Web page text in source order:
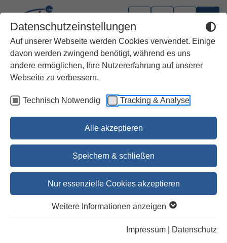
Datenschutzeinstellungen
Auf unserer Webseite werden Cookies verwendet. Einige
davon werden zwingend benötigt, während es uns
andere ermöglichen, Ihre Nutzererfahrung auf unserer
Webseite zu verbessern.
Technisch Notwendig Tracking & Analyse
Alle akzeptieren
Speichern & schließen
Nur essenzielle Cookies akzeptieren
Weitere Informationen anzeigen
Impressum Datenschutz